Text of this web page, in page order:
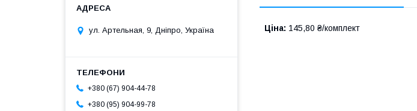
Ціна: 145,80 ₴/комплект
ул. Артельная, 9, Дніпро, Україна
+380 (67) 904-44-78
+380 (95) 904-99-78